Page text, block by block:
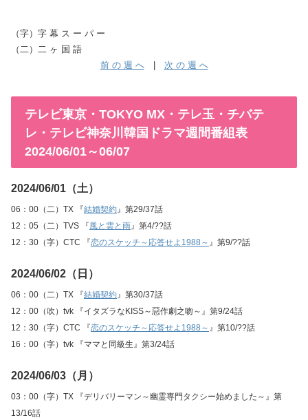
（字）字 幕 ス ー パ ー
（二）二 ヶ 国 語
前 の 週 へ| 次 の 週 へ
テレビ東京・TOKYO MX・テレ玉・チバテ
レ・テレビ神奈川韓国ドラマ週間番組表
2024/06/01～06/07
2024/06/01（土）
06：00（二）TX 『結婚契約』第29/37話
12：05（二）TVS 『風と雲と雨』第4/??話
12：30（字）CTC 『恋のスケッチ～応答せよ1988～ 』第9/??話
2024/06/02（日）
06：00（二）TX 『結婚契約』第30/37話
12：00（吹）tvk 『イタズラなKISS～惡作劇之吻～』第9/24話
12：30（字）CTC 『恋のスケッチ～応答せよ1988～ 』第10/??話
16：00（字）tvk 『ママと同級生』第3/24話
2024/06/03（月）
03：00（字）TX 『デリバリーマン～幽霊専門タクシー始めました～』第
13/16話